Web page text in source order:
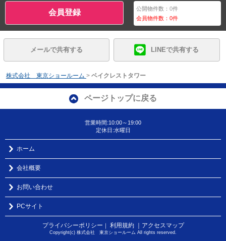
会員登録 公開物件数：0件
会員物件数：0件
メールで共有する LINEで共有する
株式会社 東京ショールーム > ベイクレストタワー
ページトップに戻る
営業時間:10:00～19:00
定休日:水曜日
ホーム
会社概要
お問い合わせ
PCサイト
プライバシーポリシー ｜ 利用規約 ｜アクセスマップ
Copyright(c) 株式会社 東京ショールーム All rights reserved.